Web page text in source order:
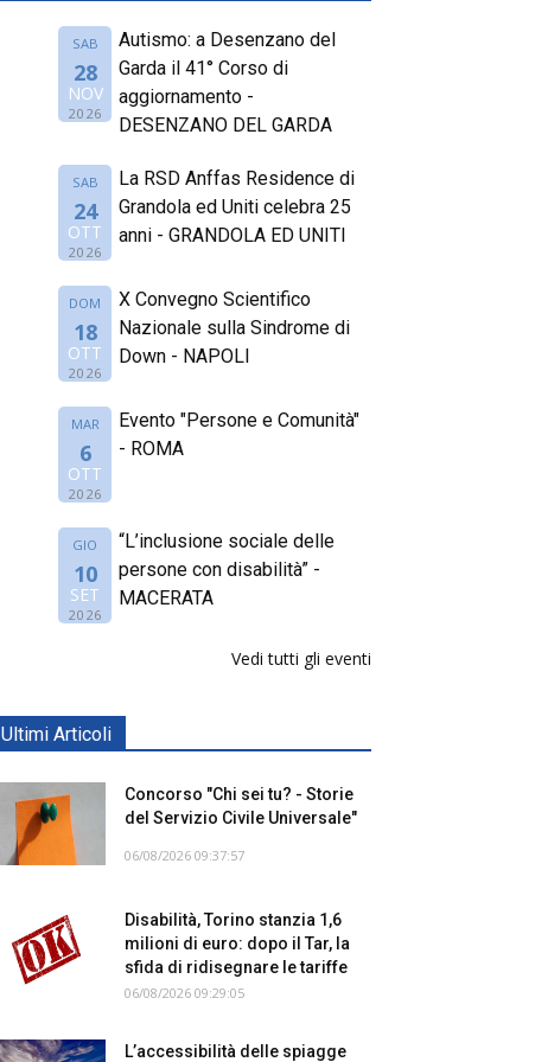
SAB
28
NOV
2026
Autismo: a Desenzano del
Garda il 41° Corso di
aggiornamento -
DESENZANO DEL GARDA
SAB
24
OTT
2026
La RSD Anffas Residence di
Grandola ed Uniti celebra 25
anni - GRANDOLA ED UNITI
DOM
18
OTT
2026
X Convegno Scientifico
Nazionale sulla Sindrome di
Down - NAPOLI
MAR
6
OTT
2026
Evento "Persone e Comunità"
- ROMA
GIO
10
SET
2026
“L’inclusione sociale delle
persone con disabilità” -
MACERATA
Vedi tutti gli eventi
Ultimi Articoli
Concorso "Chi sei tu? - Storie
del Servizio Civile Universale"
06/08/2026 09:37:57
Disabilità, Torino stanzia 1,6
milioni di euro: dopo il Tar, la
sfida di ridisegnare le tariffe
06/08/2026 09:29:05
L’accessibilità delle spiagge